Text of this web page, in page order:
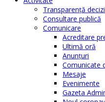
Transparenţă
Consultare publică
Comunicare
Acreditare
Ultimă oră
Anunţuri
Comunicate
Mesaje
Evenimente
Gazeta